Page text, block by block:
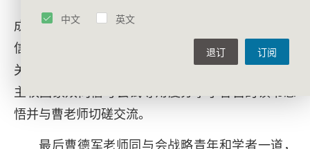
成、国际关系学院谭燕楠、外交学院朱翊民分别从
信号理论研究范式的局限性、信号传递的时间性和
关系性、国际政治中的信号认知以及非政府组织与
主权国家双向信号尝试等角度分享了各自的读书感
悟并与曹老师切磋交流。
最后曹德军老师同与会战略青年和学者一道，
中文 英文
订阅
退订